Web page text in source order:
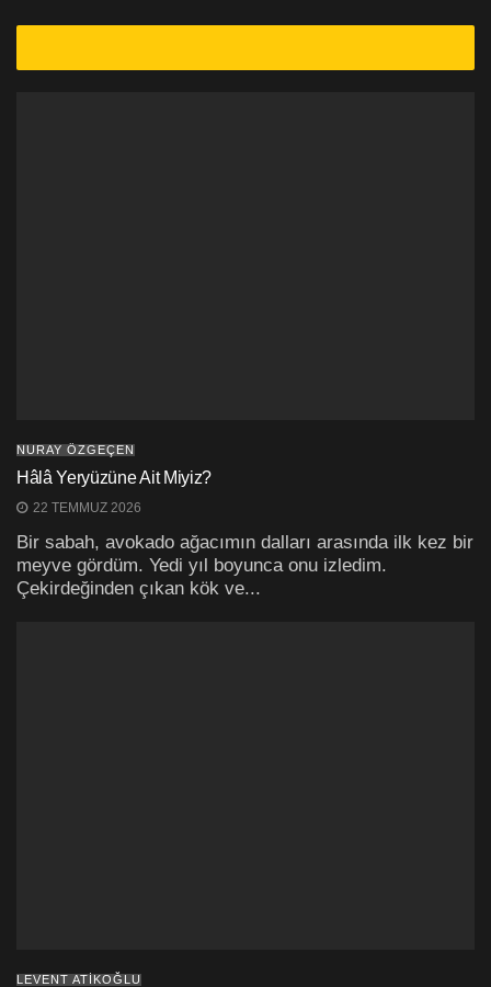
NURAY ÖZGEÇEN
Hâlâ Yeryüzüne Ait Miyiz?
22 TEMMUZ 2026
Bir sabah, avokado ağacımın dalları arasında ilk kez bir
meyve gördüm. Yedi yıl boyunca onu izledim.
Çekirdeğinden çıkan kök ve...
LEVENT ATIKOĞLU